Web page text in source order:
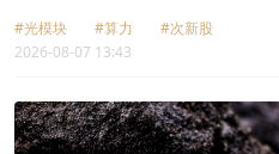
#光模块 #算力
#次新股
2026-08-07 13:43